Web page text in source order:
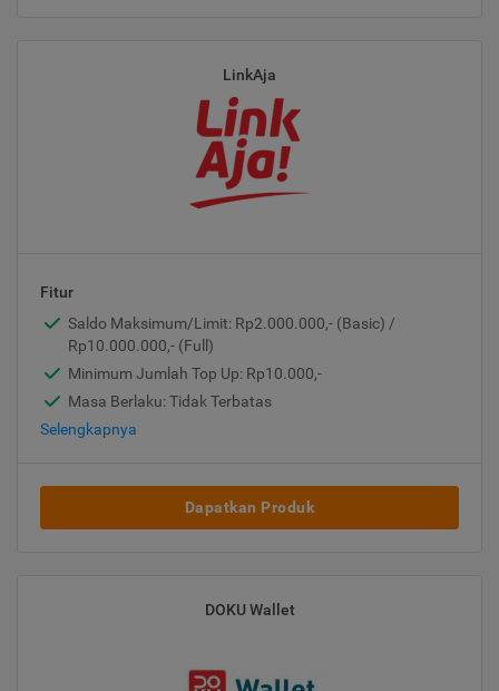
LinkAja
Fitur
Saldo Maksimum/Limit: Rp2.000.000,- (Basic) /
Rp10.000.000,- (Full)
Minimum Jumlah Top Up: Rp10.000,-
Masa Berlaku: Tidak Terbatas
Selengkapnya
Dapatkan Produk
DOKU Wallet